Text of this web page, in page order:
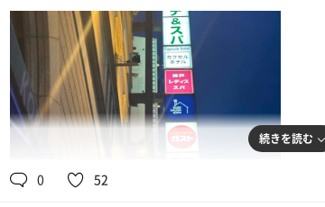
続きを読む
0 52